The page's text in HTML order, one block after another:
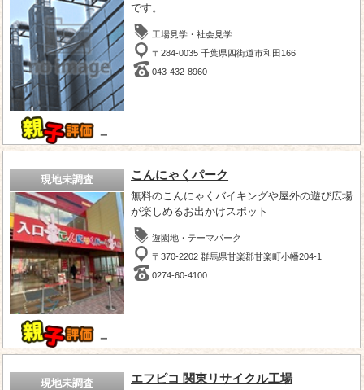
－
です。
工場見学・社会見学
〒284-0035 千葉県四街道市和田166
043-432-8960
現地未調査
－
こんにゃくパーク
無料のこんにゃくバイキングや屋外の遊び広場
が楽しめるお出かけスポット
遊園地・テーマパーク
〒370-2202 群馬県甘楽郡甘楽町小幡204‐1
0274-60-4100
現地未調査 エフピコ 関東リサイクル工場